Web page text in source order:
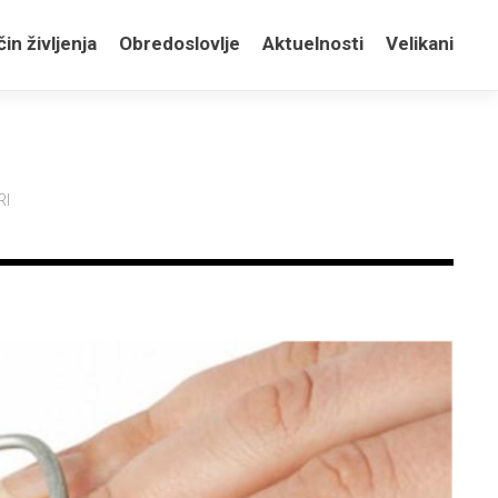
življenja Obredoslovlje Aktuelnosti Velikani